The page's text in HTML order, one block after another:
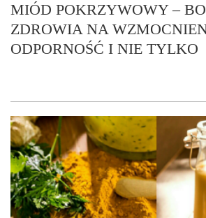
MIÓD POKRZYWOWY –
ZDROWIA NA
ODPORNOŚĆ I NIE TYLKO